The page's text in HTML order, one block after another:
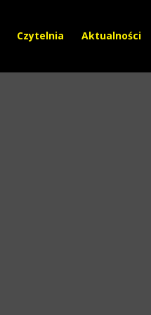
Czytelnia Aktualności